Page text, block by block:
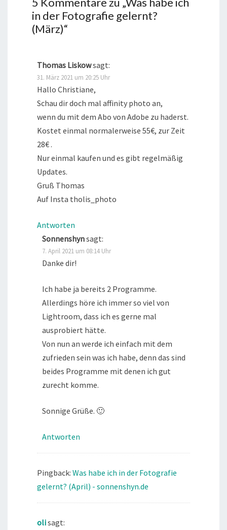
in der Fotografie gelernt?
(März)“
Thomas Liskowsagt:
31. März 2021 um 20:25 Uhr
Hallo Christiane,
Schau dir doch mal affinity photo an,
wenn du mit dem Abo von Adobe zu haderst.
Kostet einmal normalerweise 55€, zur Zeit
28€ .
Nur einmal kaufen und es gibt regelmäßig
Updates.
Gruß Thomas
Auf Insta tholis_photo
Antworten
Sonnenshynsagt:
7. April 2021 um 08:14 Uhr
Danke dir!
Ich habe ja bereits 2 Programme.
Allerdings höre ich immer so viel von
Lightroom, dass ich es gerne mal
ausprobiert hätte.
Von nun an werde ich einfach mit dem
zufrieden sein was ich habe, denn das sind
beides Programme mit denen ich gut
zurecht komme.
Sonnige Grüße. 🙂
Antworten
Pingback: Was habe ich in der Fotografie
gelernt? (April) - sonnenshyn.de
olisagt: